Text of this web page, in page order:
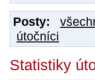
Posty:
útočníci
Statistiky